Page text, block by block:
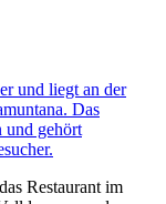
und liegt an der
Das
und gehört
Restaurant im